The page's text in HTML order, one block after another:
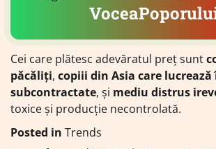
Cei care plătesc adevăratul preț sunt
păcăliți, copiii din Asia care
subcontractate, și mediu distrus
toxice și producție necontrolată.
Posted in Trends